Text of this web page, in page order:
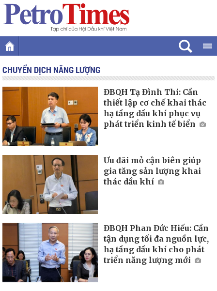
CHUYỂN DỊCH NĂNG LƯỢNG
ĐBQH Tạ Đình Thi: Cần
thiết lập cơ chế khai thác
hạ tầng dầu khí phục vụ
phát triển kinh tế biển
Ưu đãi mỏ cận biên giúp
gia tăng sản lượng khai
thác dầu khí
ĐBQH Phan Đức Hiếu: Cần
tận dụng tối đa nguồn lực,
hạ tầng dầu khí cho phát
triển năng lượng mới